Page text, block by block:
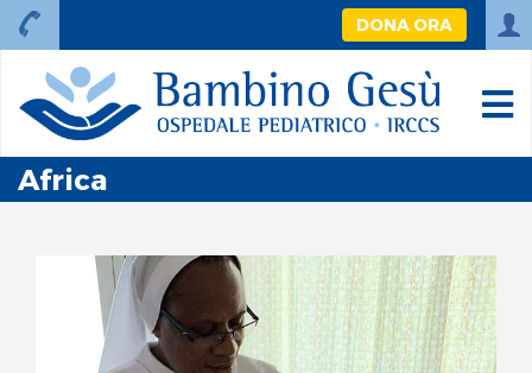
DONA ORA
Africa